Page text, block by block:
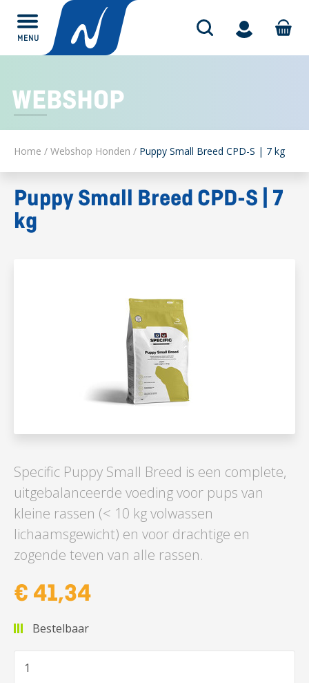
MENU
WEBSHOP
Home / Webshop Honden / Puppy Small Breed CPD-S | 7 kg
Puppy Small Breed CPD-S | 7
kg
Specific Puppy Small Breed is een complete,
uitgebalanceerde voeding voor pups van
kleine rassen (< 10 kg volwassen
lichaamsgewicht) en voor drachtige en
zogende teven van alle rassen.
€ 41,34
Bestelbaar